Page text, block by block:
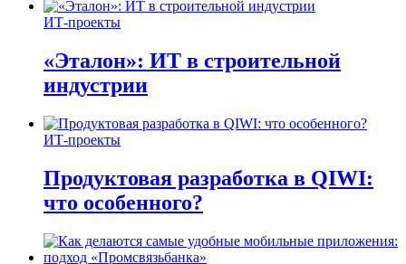
ИТ-проекты
«Эталон»: ИТ в строительной
индустрии
ИТ-проекты
Продуктовая разработка в QIWI:
что особенного?